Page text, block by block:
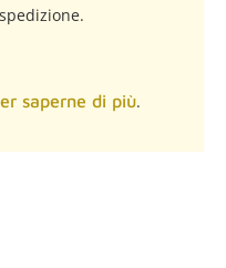
saperne di più.